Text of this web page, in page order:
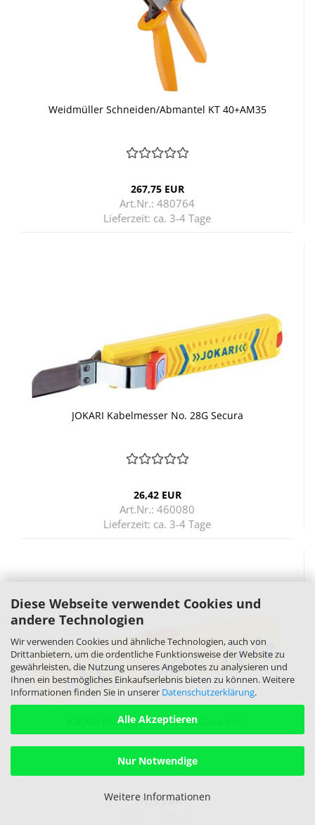
Diese Webseite verwendet Cookies und
andere Technologien
Wir verwenden Cookies und ähnliche Technologien, auch von
Drittanbietern, um die ordentliche Funktionsweise der Website zu
gewährleisten, die Nutzung unseres Angebotes zu analysieren und
Ihnen ein bestmögliches Einkaufserlebnis bieten zu können. Weitere
Informationen finden Sie in unserer Datenschutzerklärung.
Alle Akzeptieren
Nur Notwendige
Weitere Informationen
Weid­mül­ler Schnei­den/Ab­man­tel KT 40+AM35
267,75 EUR
Art.Nr.: 480764
Lieferzeit: ca. 3-4 Tage
JO­KA­RI Ka­bel­mes­ser No. 28G Se­cu­ra
26,42 EUR
Art.Nr.: 460080
Lieferzeit: ca. 3-4 Tage
JO­KA­RI Ent­man­te­ler Se­cu­ra Coaxi No.1
17,73 EUR